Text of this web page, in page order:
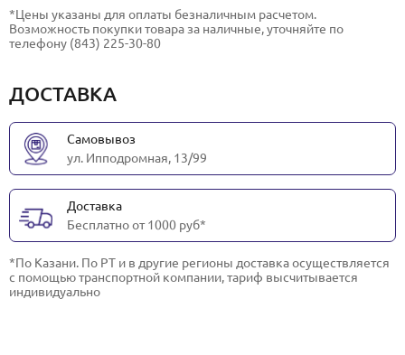
*Цены указаны для оплаты безналичным расчетом.
Возможность покупки товара за наличные, уточняйте по
телефону (843) 225-30-80
ДОСТАВКА
Самовывоз
ул. Ипподромная, 13/99
Доставка
Бесплатно от 1000 руб*
*По Казани. По РТ и в другие регионы доставка осуществляется
с помощью транспортной компании, тариф высчитывается
индивидуально